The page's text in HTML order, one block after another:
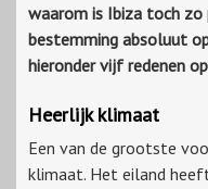
waarom is Ibiza toch
bestemming absoluut
hieronder vijf redenen
Heerlijk klimaat
Een van de grootste
klimaat. Het eiland